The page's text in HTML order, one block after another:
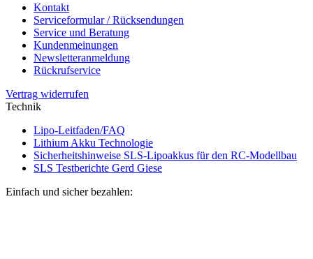
Kontakt
Serviceformular / Rücksendungen
Service und Beratung
Kundenmeinungen
Newsletteranmeldung
Rückrufservice
Vertrag widerrufen
Technik
Lipo-Leitfaden/FAQ
Lithium Akku Technologie
Sicherheitshinweise SLS-Lipoakkus für den RC-Modellbau
SLS Testberichte Gerd Giese
Einfach und sicher bezahlen: